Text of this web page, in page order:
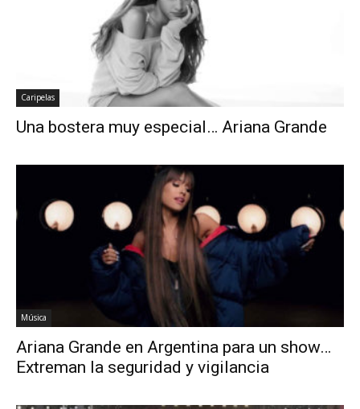
Caripelas
Una bostera muy especial… Ariana Grande
Música
Ariana Grande en Argentina para un show…
Extreman la seguridad y vigilancia